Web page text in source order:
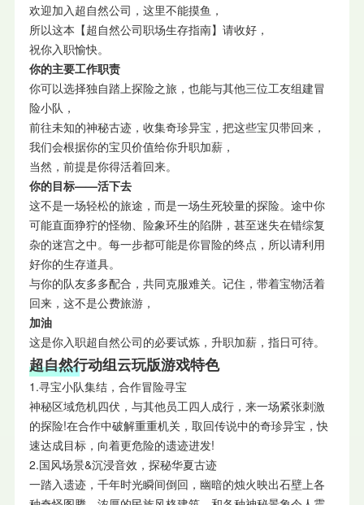
欢迎加入超自然公司，这里不能摸鱼，
所以这本【超自然公司职场生存指南】请收好，
祝你入职愉快。
你的主要工作职责
你可以选择独自踏上探险之旅，也能与其他三位工友组建冒
险小队，
前往未知的神秘古迹，收集奇珍异宝，把这些宝贝带回来，
我们会根据你的宝贝价值给你升职加薪，
当然，前提是你得活着回来。
你的目标——活下去
这不是一场轻松的旅途，而是一场生死较量的探险。途中你
可能直面狰狞的怪物、险象环生的陷阱，甚至迷失在错综复
杂的迷宫之中。每一步都可能是你冒险的终点，所以请利用
好你的生存道具。
与你的队友多多配合，共同克服难关。记住，带着宝物活着
回来，这不是公费旅游，
加油
这是你入职超自然公司的必要试炼，升职加薪，指日可待。
超自然行动组云玩版游戏特色
1.寻宝小队集结，合作冒险寻宝
神秘区域危机四伏，与其他员工四人成行，来一场紧张刺激
的探险!在合作中破解重重机关，取回传说中的奇珍异宝，快
速达成目标，向着更危险的遗迹进发!
2.国风场景&沉浸音效，探秘华夏古迹
一踏入遗迹，千年时光瞬间倒回，幽暗的烛火映出石壁上各